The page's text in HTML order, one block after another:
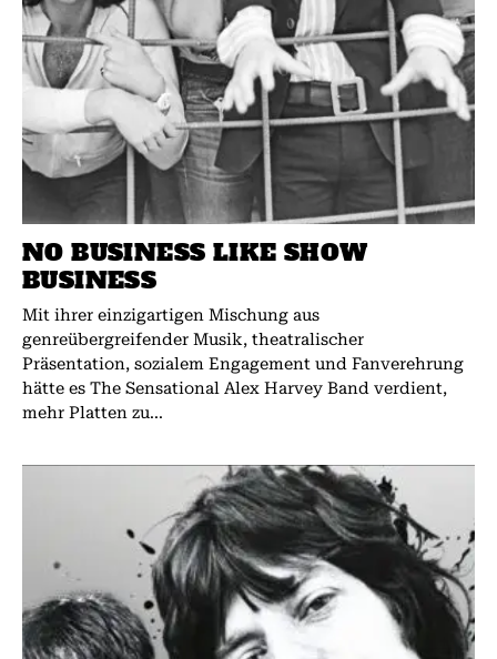
NO BUSINESS LIKE SHOW
BUSINESS
Mit ihrer einzigartigen Mischung aus
genreübergreifender Musik, theatralischer
Präsentation, sozialem Engagement und Fanverehrung
hätte es The Sensational Alex Harvey Band verdient,
mehr Platten zu...